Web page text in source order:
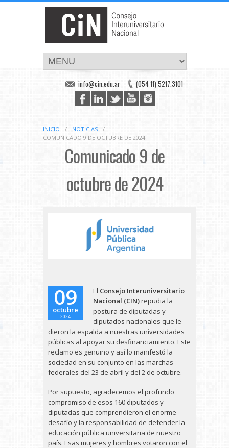
(054 11) 5217.3101
info@cin.edu.ar
INICIO / NOTICIAS
/
COMUNICADO 9 DE OCTUBRE DE 2024
Comunicado 9 de
octubre de 2024
09
octubre
2024
El Consejo Interuniversitario
Nacional (CIN)repudia la
postura de diputadas y
diputados nacionales que le
dieron la espalda a nuestras universidades
públicas al apoyar su desfinanciamiento. Este
reclamo es genuino y así lo manifestó la
sociedad en su conjunto en las marchas
federales del 23 de abril y del 2 de octubre.
Por supuesto, agradecemos el profundo
compromiso de esos 160 diputados y
diputadas que comprendieron el enorme
desafío y la responsabilidad de defender la
educación pública universitaria de nuestro
país. Esas mujeres y hombres votaron con el